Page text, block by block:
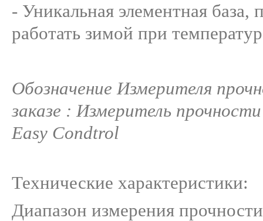
- Уникальная элементная база,
работать зимой при
Обозначение Измерителя
заказе : Измеритель
Easy Condtrol
Технические характеристики:
Диапазон измерения